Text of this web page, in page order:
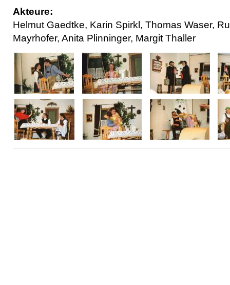
Akteure:
Helmut Gaedtke, Karin Spirkl, Thomas Waser,
Mayrhofer, Anita Plinninger, Margit Thaller